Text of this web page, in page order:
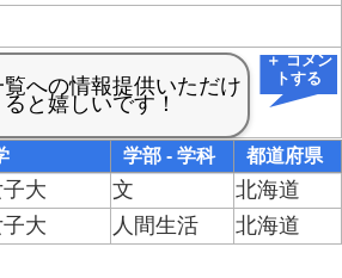
＋ コメン
トする
学部 - 学科 都道府県
大 文
北海道
大 人間生活 北海道